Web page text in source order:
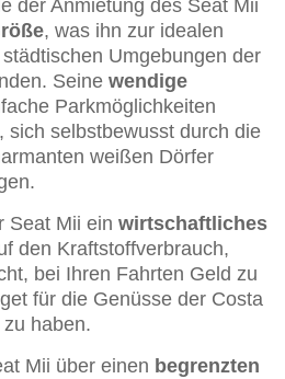
der Anmietung des Seat Mii
, was ihn zur idealen
Umgebungen der
Seine wendige
Parkmöglichkeiten
sich selbstbewusst durch die
weißen Dörfer
Seat Mii ein wirtschaftliches
den Kraftstoffverbrauch,
bei Ihren Fahrten Geld zu
für die Genüsse der Costa
haben.
Mii über einen begrenzten